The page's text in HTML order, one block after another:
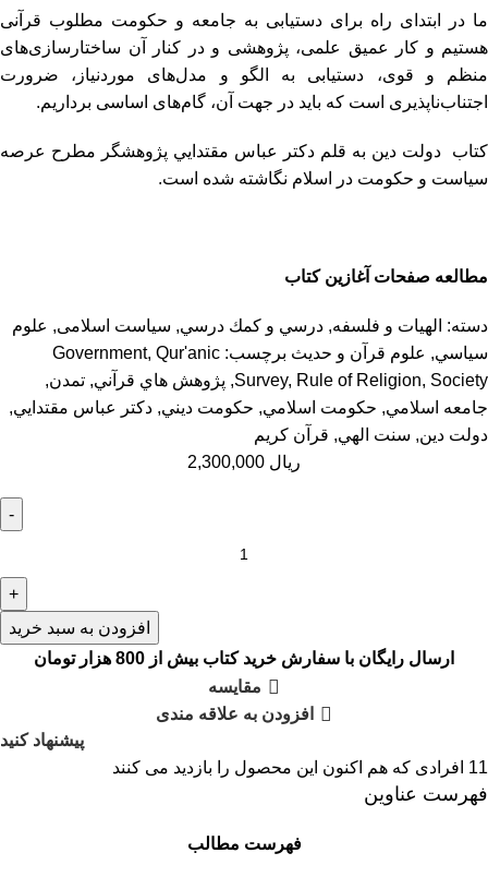
ما در ابتدای راه برای دستیابی به جامعه و حکومت مطلوب قرآنی
هستیم و کار عمیق علمی، پژوهشی و در کنار آن ساختارسازی‌های
منظم و قوی، دستیابی به الگو و مدل‌های موردنیاز، ضرورت
اجتناب‌ناپذیری است که باید در جهت آن، گام‌های اساسی برداریم.
كتاب دولت دين به قلم دكتر عباس مقتدايي پژوهشگر مطرح عرصه
سياست و حكومت در اسلام نگاشته شده است.
مطالعه صفحات آغازين كتاب
دسته: الهیات و فلسفه, درسي و كمك درسي, سیاست اسلامی, علوم
سياسي, علوم قرآن و حدیث برچسب: Government, Qur'anic
Survey, Rule of Religion, Society
, پژوهش هاي قرآني, تمدن,
جامعه اسلامي, حكومت اسلامي, حكومت ديني, دكتر عباس مقتدايي,
دولت دين, سنت الهي, قرآن كريم
ریال
افزودن به سبد خرید
ارسال رایگان با سفارش خرید کتاب بیش از 800 هزار تومان
مقایسه
افزودن به علاقه مندی
پیشنهاد کنید
11 افرادی که هم اکنون این محصول را بازدید می کنند
فهرست عناوین
فهرست مطالب